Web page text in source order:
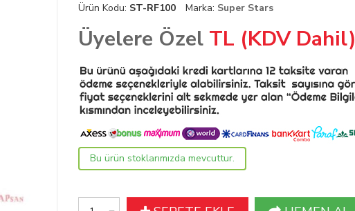
Ürün Kodu: ST-RF100 Marka: Super Stars
Üyelere Özel TL (KDV Dahil)
Bu ürün stoklarımızda mevcuttur.